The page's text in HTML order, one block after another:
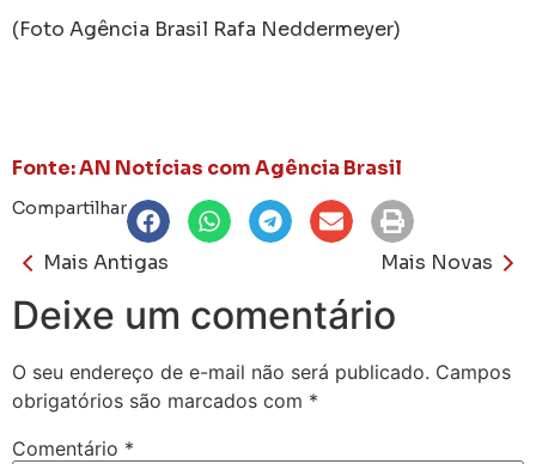
(Foto Agência Brasil Rafa Neddermeyer)
Fonte: AN Notícias com Agência Brasil
Compartilhar
Mais Antigas Mais Novas
Deixe um comentário
O seu endereço de e-mail não será publicado. Campos
obrigatórios são marcados com *
Comentário *